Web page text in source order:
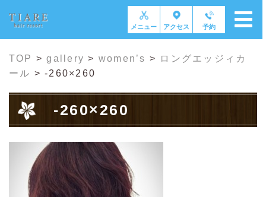
メニュー アクセス 予約
TOP >gallery > women’s >
ロングエッジィカ
ール >-260×260
-260×260